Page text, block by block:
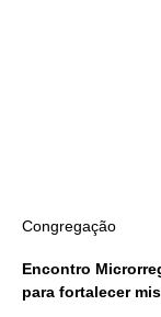
Congregação
Encontro
para fortalecer